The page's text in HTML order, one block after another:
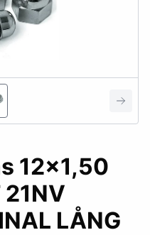
12x1,50
21NV
LÅNG